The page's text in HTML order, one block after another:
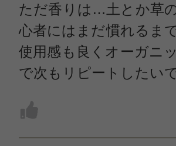
ただ香りは…土とか草
心者にはまだ慣れるま
使用感も良くオーガニ
で次もリピートしたいで